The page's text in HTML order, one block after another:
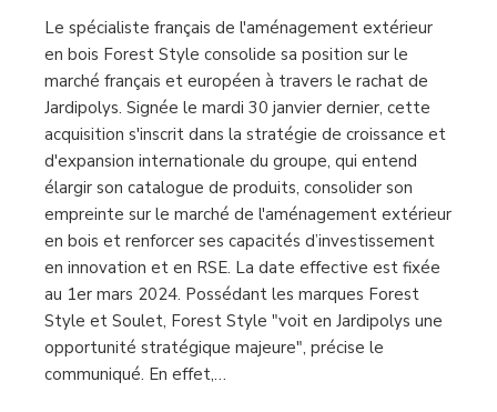
Le spécialiste français de l'aménagement extérieur
en bois Forest Style consolide sa position sur le
marché français et européen à travers le rachat de
Jardipolys. Signée le mardi 30 janvier dernier, cette
acquisition s'inscrit dans la stratégie de croissance et
d'expansion internationale du groupe, qui entend
élargir son catalogue de produits, consolider son
empreinte sur le marché de l'aménagement extérieur
en bois et renforcer ses capacités d’investissement
en innovation et en RSE. La date effective est fixée
au 1er mars 2024. Possédant les marques Forest
Style et Soulet, Forest Style "voit en Jardipolys une
opportunité stratégique majeure", précise le
communiqué. En effet,…